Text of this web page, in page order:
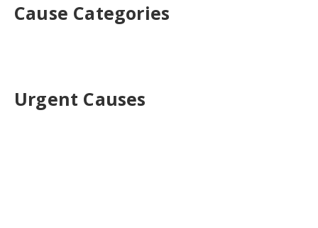
Cause Categories
Urgent Causes